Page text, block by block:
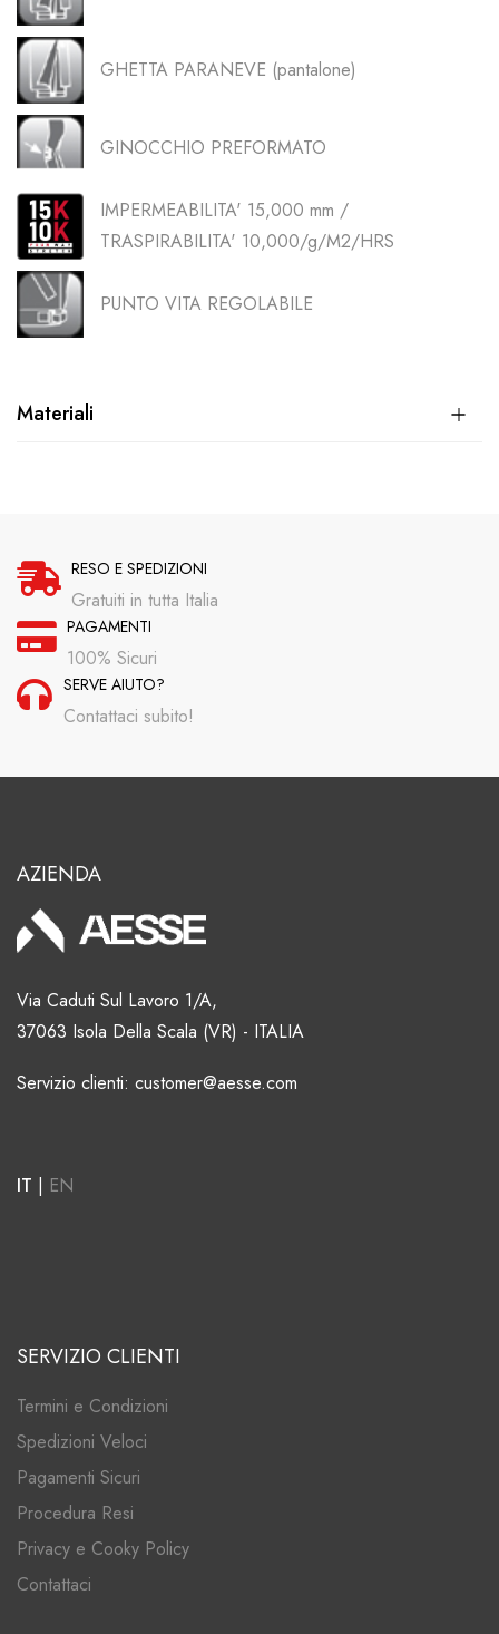
GHETTA PARANEVE (pantalone)
GINOCCHIO PREFORMATO
IMPERMEABILITA' 15,000 mm /
TRASPIRABILITA' 10,000/g/M2/HRS
PUNTO VITA REGOLABILE
Materiali
RESO E SPEDIZIONI
Gratuiti in tutta Italia
PAGAMENTI
100% Sicuri
SERVE AIUTO?
Contattaci subito!
AZIENDA
Via Caduti Sul Lavoro 1/A,
37063 Isola Della Scala (VR) - ITALIA
Servizio clienti: customer@aesse.com
IT | EN
SERVIZIO CLIENTI
Termini e Condizioni
Spedizioni Veloci
Pagamenti Sicuri
Procedura Resi
Privacy e Cooky Policy
Contattaci